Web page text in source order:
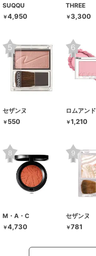
SUQQU
￥4,950
THREE
￥3,300
セザンヌ
￥ 550
ロムアンド
￥1,210
M・A・C
￥4,730
セザンヌ
￥781